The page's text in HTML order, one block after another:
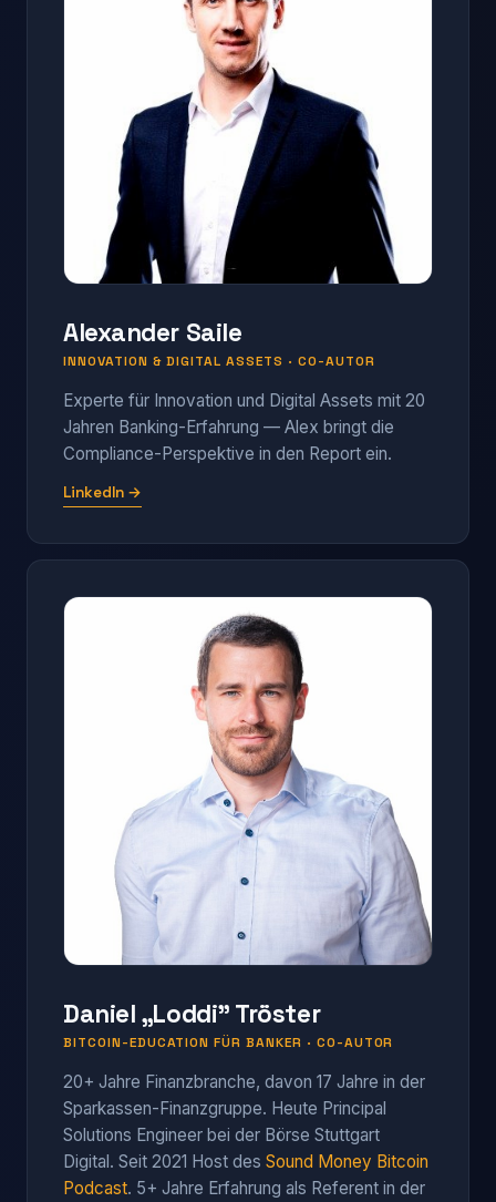
Alexander Saile
INNOVATION & DIGITAL ASSETS · CO-AUTOR
Experte für Innovation und Digital Assets mit 20
Jahren Banking-Erfahrung — Alex bringt die
Compliance-Perspektive in den Report ein.
LinkedIn →
Daniel „Loddi" Tröster
BITCOIN-EDUCATION FÜR BANKER · CO-AUTOR
20+ Jahre Finanzbranche, davon 17 Jahre in der
Sparkassen-Finanzgruppe. Heute Principal
Solutions Engineer bei der Börse Stuttgart
Digital. Seit 2021 Host des Sound Money Bitcoin
Podcast. 5+ Jahre Erfahrung als Referent in der